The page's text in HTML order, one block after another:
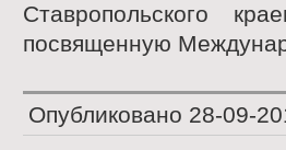
Ставропольского
посвященную
Опубликовано 28-09-